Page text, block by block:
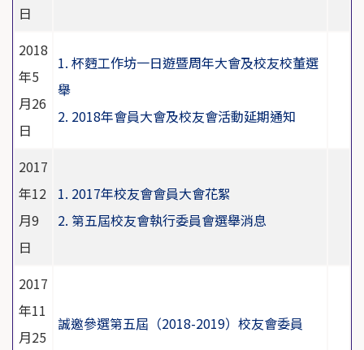
日
2018
年5
月26
日
1. 杯麪工作坊一日遊暨周年大會及校友校董選
舉
2. 2018年會員大會及校友會活動延期通知
2017
年12
月9
日
1. 2017年校友會會員大會花絮
2. 第五屆校友會執行委員會選舉消息
2017
年11
月25
誠邀參選第五屆（2018-2019）校友會委員